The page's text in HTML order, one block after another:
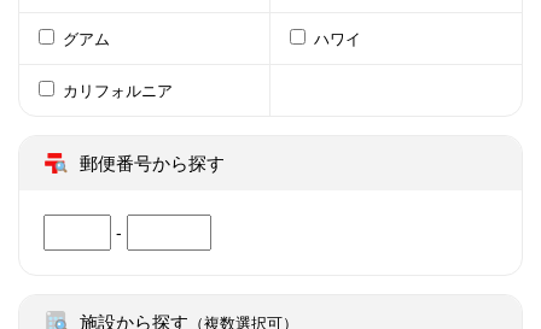
グアム ハワイ
カリフォルニア
郵便番号から探す
-
施設から探す （複数選択可）